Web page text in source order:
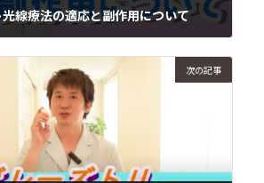
線療法の適応と副作用について
次の記事